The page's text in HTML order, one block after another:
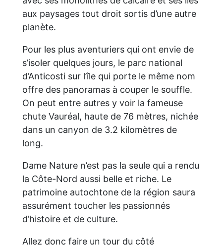
aux paysages tout droit sortis d’une autre
planète.
Pour les plus aventuriers qui ont envie de
s’isoler quelques jours, le parc national
d’Anticosti sur l’île qui porte le même nom
offre des panoramas à couper le souffle.
On peut entre autres y voir la fameuse
chute Vauréal, haute de 76 mètres, nichée
dans un canyon de 3.2 kilomètres de
long.
Dame Nature n’est pas la seule qui a rendu
la Côte-Nord aussi belle et riche. Le
patrimoine autochtone de la région saura
assurément toucher les passionnés
d’histoire et de culture.
Allez donc faire un tour du côté